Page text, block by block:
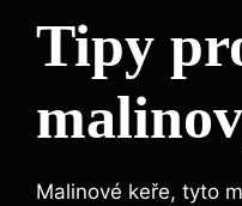
Tipy
Malinové ⁢keře,‌ tyto